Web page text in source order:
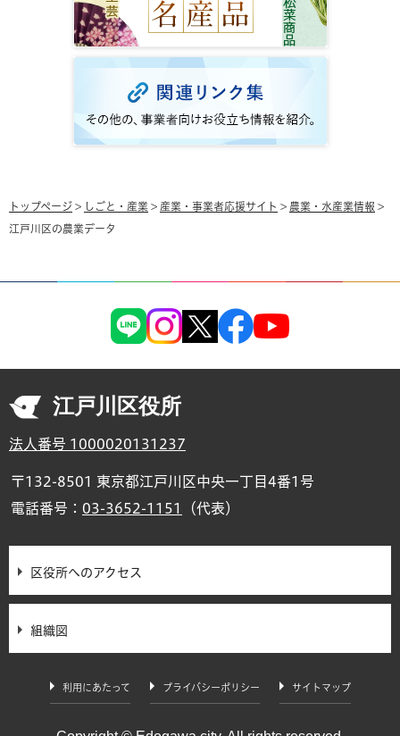
トップページ > しごと・産業 > 産業・事業者応援サイト > 農業・水産業情報 >
江戸川区の農業データ
江戸川区役所
法人番号 1000020131237
〒132-8501 東京都江戸川区中央一丁目4番1号
電話番号： 03-3652-1151 （代表）
区役所へのアクセス
組織図
利用にあたって プライバシーポリシー サイトマップ